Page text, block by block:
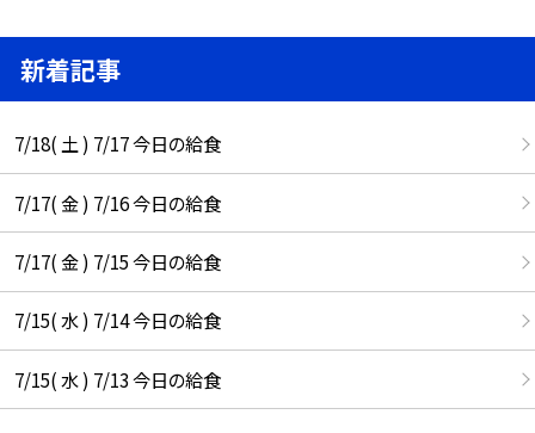
新着記事
7/18( 土 ) 7/17 今日の給食
7/17( 金 ) 7/16 今日の給食
7/17( 金 ) 7/15 今日の給食
7/15( 水 ) 7/14 今日の給食
7/15( 水 ) 7/13 今日の給食